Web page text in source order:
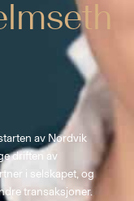
av Nordvik
driften av
i selskapet, og
transaksjoner.